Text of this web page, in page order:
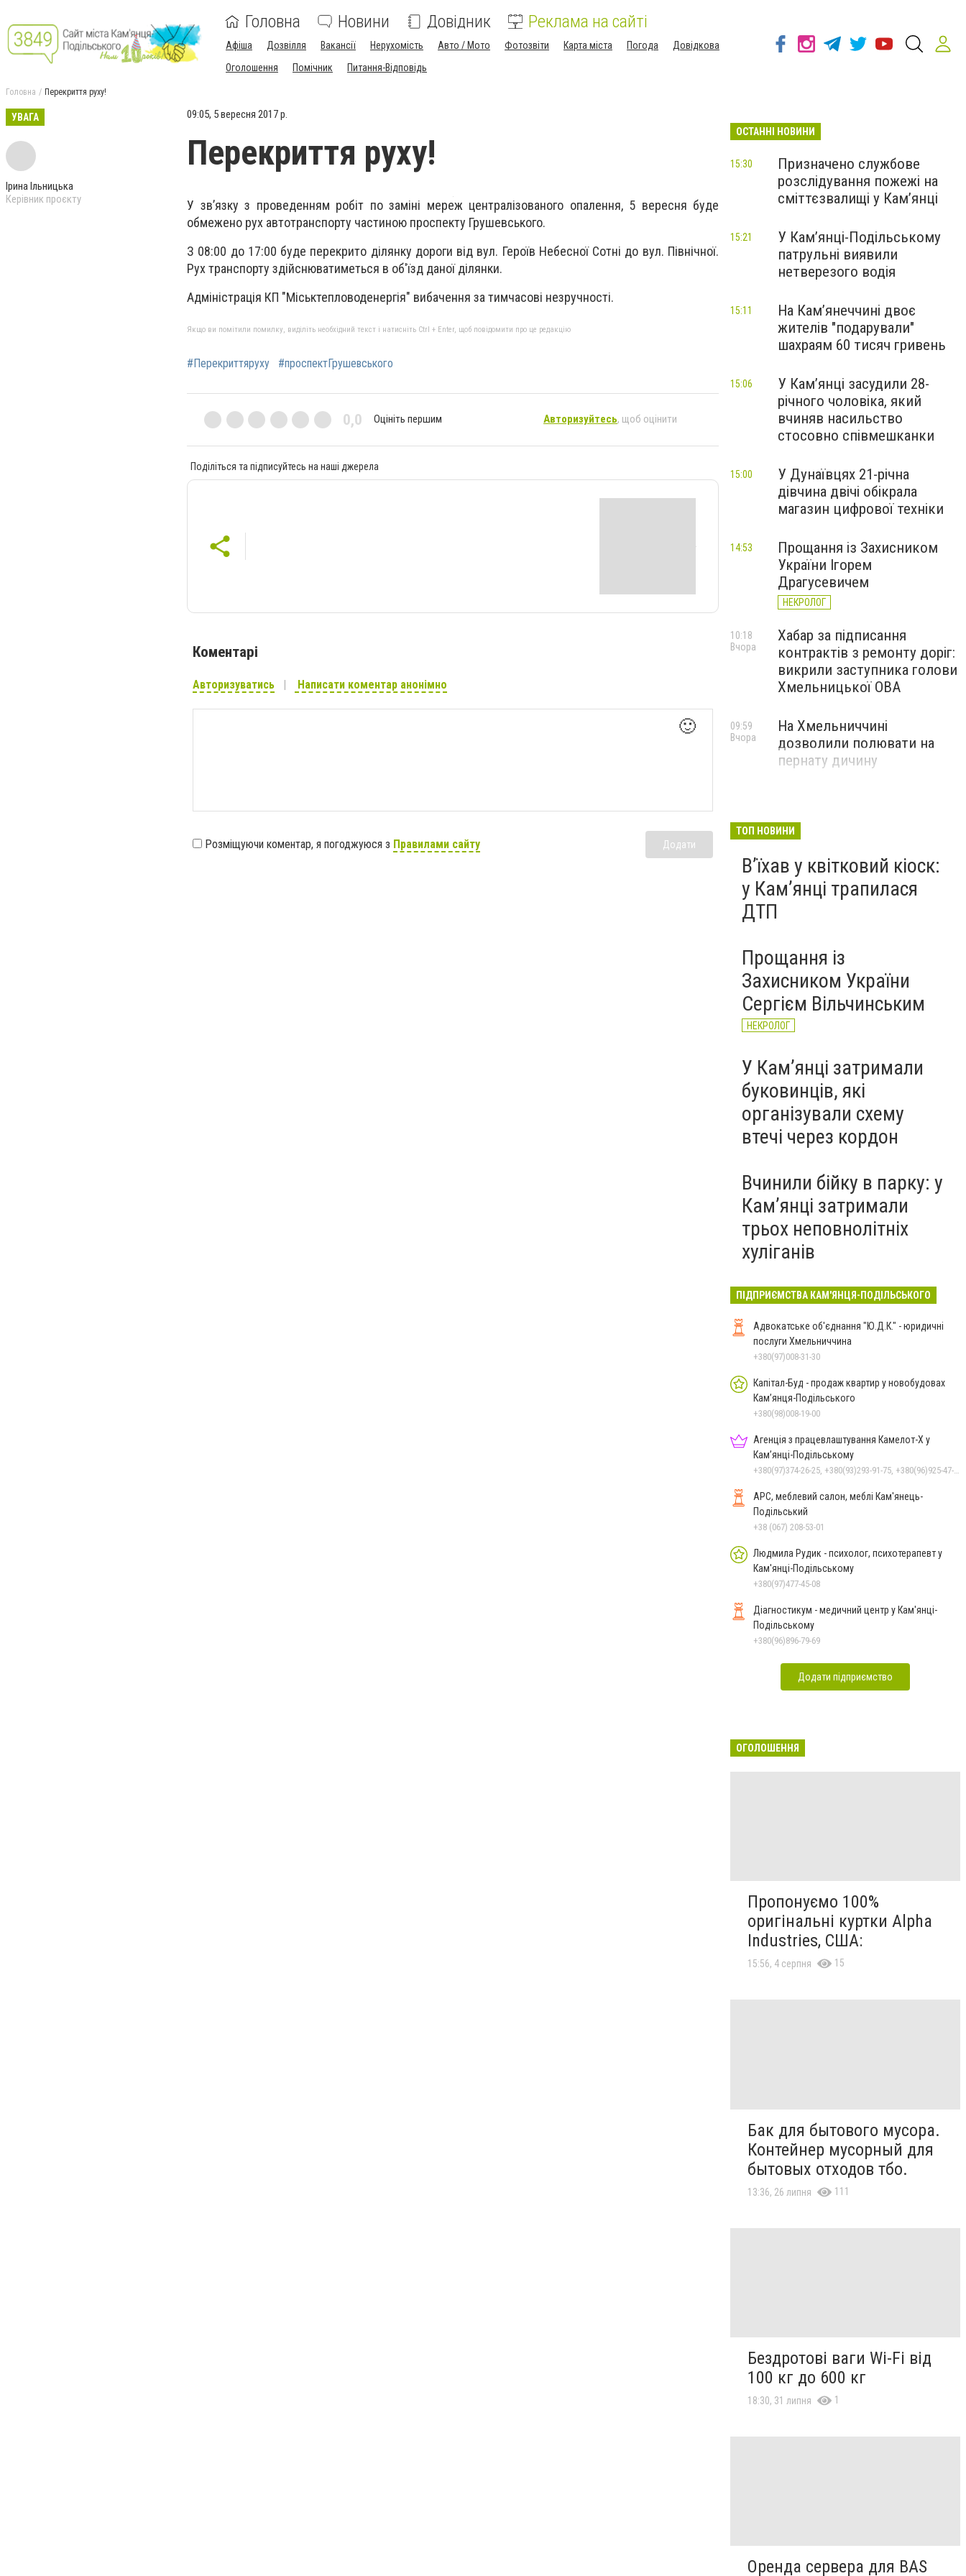
Головна Новини Довідник Реклама на сайті
Афіша Дозвілля Вакансії Нерухомість Авто / Мото Фотозвіти Карта міста Погода
Довідкова
Оголошення
Помічник Питання-Відповідь
Головна Перекриття руху!
УВАГА
Ірина Ільницька
Керівник проєкту
09:05, 5 вересня 2017 р.
Перекриття руху!
У зв’язку з проведенням робіт по заміні мереж централізованого опалення, 5 вересня буде
обмежено рух автотранспорту частиною проспекту Грушевського.
З 08:00 до 17:00 буде перекрито ділянку дороги від вул. Героїв Небесної Сотні до вул. Північної.
Рух транспорту здійснюватиметься в об'їзд даної ділянки.
Адміністрація КП "Міськтепловоденергія" вибачення за тимчасові незручності.
Якщо ви помітили помилку, виділіть необхідний текст і натисніть Ctrl + Enter, щоб повідомити про це редакцію
#Перекриттяруху #проспектГрушевського
0,0 Оцініть першим Авторизуйтесь, щоб оцінити
Поділіться та підписуйтесь на наші джерела
Коментарі
Авторизуватись Написати коментар анонімно
🙂
Розміщуючи коментар, я погоджуюся з Правилами сайту Додати
ОСТАННІ НОВИНИ
Призначено службове
розслідування пожежі на
сміттєзвалищі у Кам’янці
15:30
У Кам’янці-Подільському
патрульні виявили
нетверезого водія
15:21
На Камʼянеччині двоє
жителів "подарували"
шахраям 60 тисяч гривень
15:11
У Камʼянці засудили 28-
річного чоловіка, який
вчиняв насильство
стосовно співмешканки
15:06
У Дунаївцях 21-річна
дівчина двічі обікрала
магазин цифрової техніки
15:00
Прощання із Захисником
України Ігорем
Драгусевичем
НЕКРОЛОГ
14:53
Хабар за підписання
контрактів з ремонту доріг:
викрили заступника голови
Хмельницької ОВА
10:18
Вчора
На Хмельниччині
дозволили полювати на
пернату дичину
09:59
Вчора
ТОП НОВИНИ
Вʼїхав у квітковий кіоск:
у Камʼянці трапилася
ДТП
Прощання із
Захисником України
Сергієм Вільчинським
НЕКРОЛОГ
У Кам’янці затримали
буковинців, які
організували схему
втечі через кордон
Вчинили бійку в парку: у
Кам’янці затримали
трьох неповнолітніх
хуліганів
ПІДПРИЄМСТВА КАМ'ЯНЦЯ-ПОДІЛЬСЬКОГО
Адвокатське об'єднання "Ю.Д.К." - юридичні
послуги Хмельниччина
+380(97)008-31-30
Капітал-Буд - продаж квартир у новобудовах
Кам’янця-Подільського
+380(98)008-19-00
Агенція з працевлаштування Камелот-Х у
Кам’янці-Подільському
+380(97)374-26-25, +380(93)293-91-75, +380(96)925-47-71, +380(73)327-54-83
АРС, меблевий салон, меблі Кам'янець-
Подільський
+38 (067) 208-53-01
Людмила Рудик - психолог, психотерапевт у
Кам'янці-Подільському
+380(97)477-45-08
Діагностикум - медичний центр у Кам'янці-
Подільському
+380(96)896-79-69
Додати підприємство
ОГОЛОШЕННЯ
Пропонуємо 100%
оригінальні куртки Alpha
Industries, США:
15:56, 4 серпня 15
Бак для бытового мусора.
Контейнер мусорный для
бытовых отходов тбо.
13:36, 26 липня 111
Бездротові ваги Wi-Fi від
100 кг до 600 кг
18:30, 31 липня 1
Оренда сервера для BAS